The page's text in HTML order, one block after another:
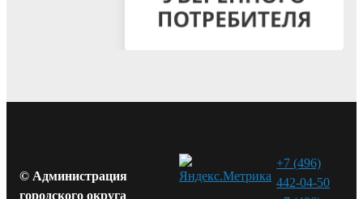
© Администрация
городского округа
+7 (496)
442-04-50